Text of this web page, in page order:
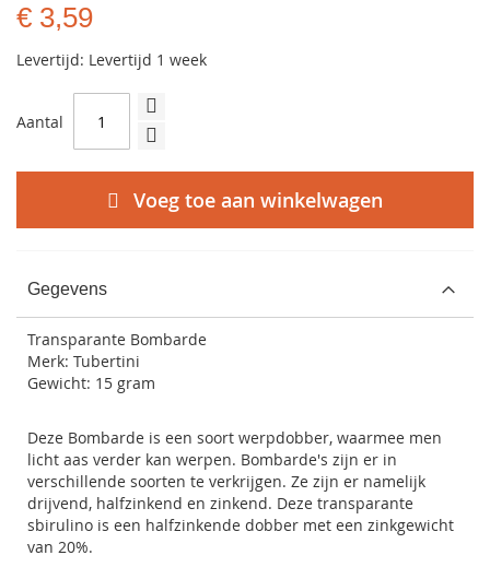
€ 3,59
Levertijd: Levertijd 1 week
Aantal
Voeg toe aan winkelwagen
Gegevens
Transparante Bombarde
Merk: Tubertini
Gewicht: 15 gram
Deze Bombarde is een soort werpdobber, waarmee men
licht aas verder kan werpen. Bombarde's zijn er in
verschillende soorten te verkrijgen. Ze zijn er namelijk
drijvend, halfzinkend en zinkend. Deze transparante
sbirulino is een halfzinkende dobber met een zinkgewicht
van 20%.